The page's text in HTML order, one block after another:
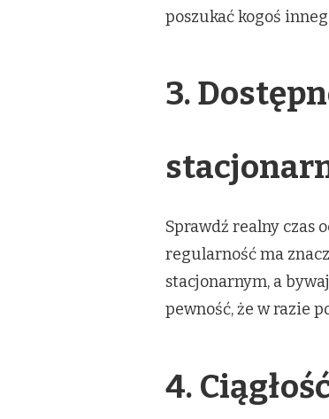
poszukać kogoś
3.
Sprawdź realny czas
regularność ma
stacjonarnym, a
pewność, że w razie
4.